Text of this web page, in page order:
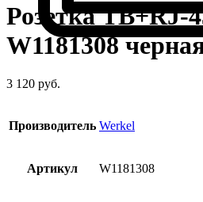
Розетка ТВ+RJ-
W1181308
3 120 руб.
Производитель Werkel
Артикул W1181308